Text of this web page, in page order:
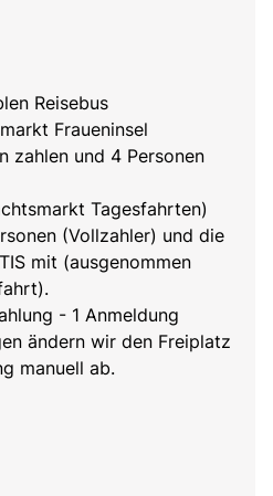
Reisebus
Fraueninsel
zahlen und 4 Personen
Tagesfahrten)
(Vollzahler) und die
mit (ausgenommen
- 1 Anmeldung
ändern wir den Freiplatz
manuell ab.